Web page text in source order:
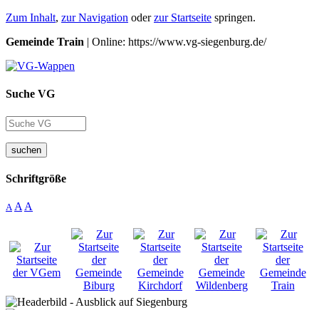
Zum Inhalt, zur Navigation oderzur Startseite springen.
Gemeinde Train | Online: https://www.vg-siegenburg.de/
Suche VG
suchen
Schriftgröße
A A A